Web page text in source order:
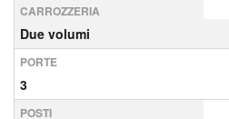
CARROZZERIA
Due volumi
PORTE
3
POSTI